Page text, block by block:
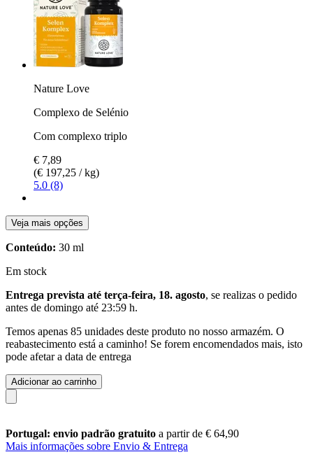
Nature Love
Complexo de Selénio
Com complexo triplo
€ 7,89
(€ 197,25 / kg)
5.0 (8)
Veja mais opções
Conteúdo: 30 ml
Em stock
Entrega prevista até terça-feira, 18. agosto, se realizas o pedido
antes de domingo até 23:59 h.
Temos apenas 85 unidades deste produto no nosso armazém. O
reabastecimento está a caminho! Se forem encomendados mais, isto
pode afetar a data de entrega
Adicionar ao carrinho
Portugal: envio padrão gratuito a partir de € 64,90
Mais informações sobre Envio & Entrega